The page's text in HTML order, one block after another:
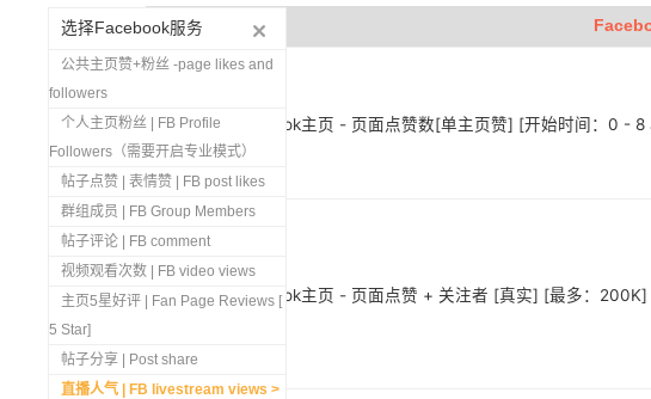
1269 Facebook主页 - 页面点赞数[单主页赞] [开始时间：0 -
1268 Facebook主页 - 页面点赞 + 关注者 [真实] [最多：
选择Facebook服务
公共主页赞+粉丝 -page likes and
followers
个人主页粉丝 | FB Profile
Followers（需要开启专业模式）
帖子点赞 | 表情赞 | FB post likes
群组成员 | FB Group Members
帖子评论 | FB comment
视频观看次数 | FB video views
主页5星好评 | Fan Page Reviews [
5 Star]
帖子分享 | Post share
直播人气 | FB livestream views